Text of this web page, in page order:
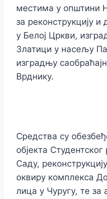
местима у општини
за реконструкцију
у Белој Цркви,
Златици у насељу
изградњу
Врднику.
Средства су
објекта
Саду,
оквиру комплекса
лица у Чуругу, те за